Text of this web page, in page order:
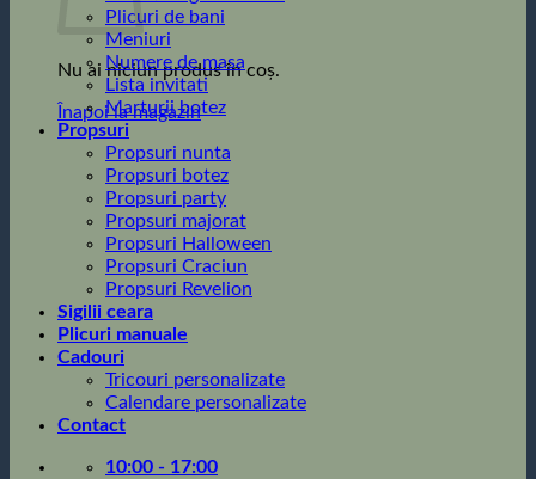
Nu ai niciun produs în coș.
Înapoi la magazin
Plicuri de bani
Meniuri
Numere de masa
Lista invitati
Marturii botez
Propsuri
Propsuri nunta
Propsuri botez
Propsuri party
Propsuri majorat
Propsuri Halloween
Propsuri Craciun
Propsuri Revelion
Sigilii ceara
Plicuri manuale
Cadouri
Tricouri personalizate
Calendare personalizate
Contact
10:00 - 17:00